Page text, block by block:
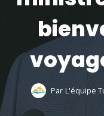
Par L'équipe